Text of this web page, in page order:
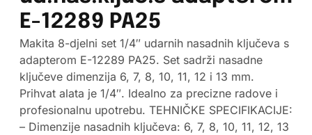
E-12289 PA25
Makita 8-djelni set 1/4″ udarnih nasadnih ključeva s
adapterom E-12289 PA25. Set sadrži nasadne
ključeve dimenzija 6, 7, 8, 10, 11, 12 i 13 mm.
Prihvat alata je 1/4″. Idealno za precizne radove i
profesionalnu upotrebu. TEHNIČKE SPECIFIKACIJE:
– Dimenzije nasadnih ključeva: 6, 7, 8, 10, 11, 12, 13